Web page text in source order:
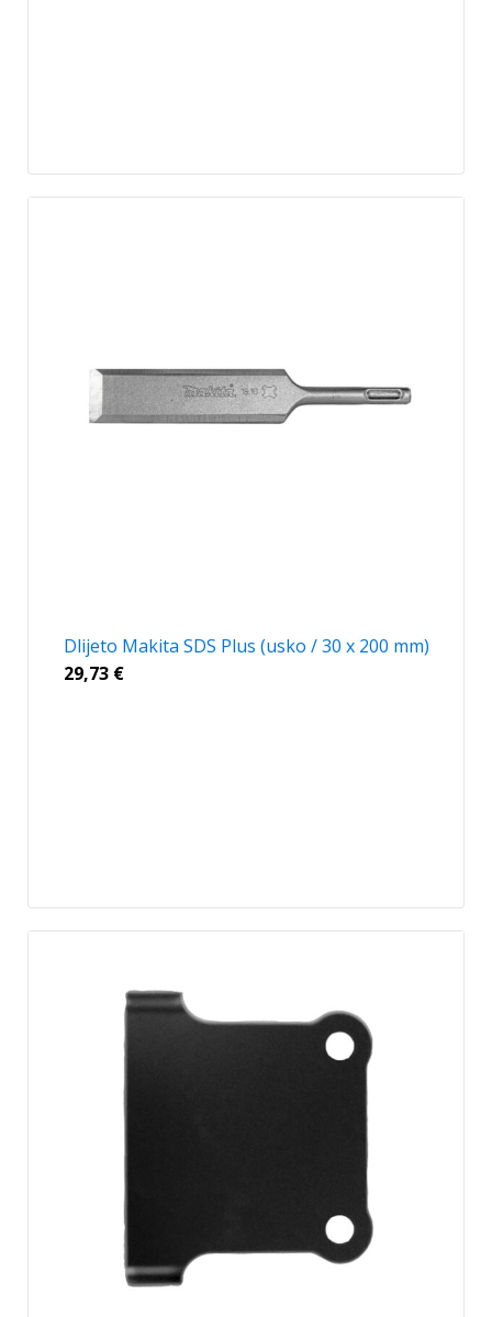
Dlijeto Makita SDS Plus (usko / 30 x 200 mm)
29,73 €